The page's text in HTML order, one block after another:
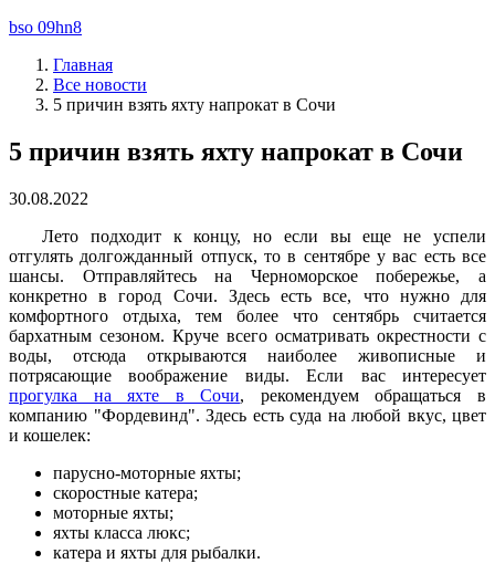
bso 09hn8
Главная
Все новости
5 причин взять яхту напрокат в Сочи
5 причин взять яхту напрокат в Сочи
30.08.2022
Лето подходит к концу, но если вы еще не успели
отгулять долгожданный отпуск, то в сентябре у вас есть все
шансы. Отправляйтесь на Черноморское побережье, а
конкретно в город Сочи. Здесь есть все, что нужно для
комфортного отдыха, тем более что сентябрь считается
бархатным сезоном. Круче всего осматривать окрестности с
воды, отсюда открываются наиболее живописные и
потрясающие воображение виды. Если вас интересует
прогулка на яхте в Сочи, рекомендуем обращаться в
компанию "Фордевинд". Здесь есть суда на любой вкус, цвет
и кошелек:
парусно-моторные яхты;
скоростные катера;
моторные яхты;
яхты класса люкс;
катера и яхты для рыбалки.